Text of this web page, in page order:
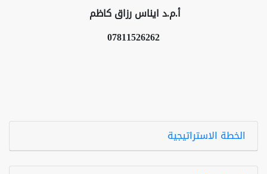
أ.م.د ايناس رزاق كاظم
07811526262
الخطة الاستراتيجية